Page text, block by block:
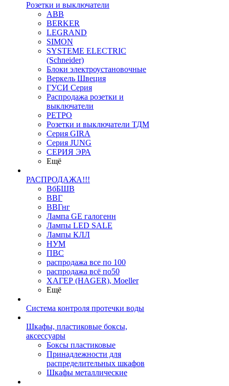
Розетки и выключатели
ABB
BERKER
LEGRAND
SIMON
SYSTEME ELECTRIC
(Schneider)
Блоки электроустановочные
Веркель Швеция
ГУСИ Серия
Распродажа розетки и
выключатели
РЕТРО
Розетки и выключатели ТДМ
Серия GIRA
Серия JUNG
СЕРИЯ ЭРА
Ещё
РАСПРОДАЖА!!!
ВбБШВ
ВВГ
ВВГнг
Лампа GE галогенн
Лампы LED SALE
Лампы КЛЛ
НУМ
ПВС
распродажа все по 100
распродажа всё по50
ХАГЕР (HAGER), Moeller
Ещё
Система контроля протечки воды
Шкафы, пластиковые боксы,
аксессуары
Боксы пластиковые
Принадлежности для
распределительных шкафов
Шкафы металлические